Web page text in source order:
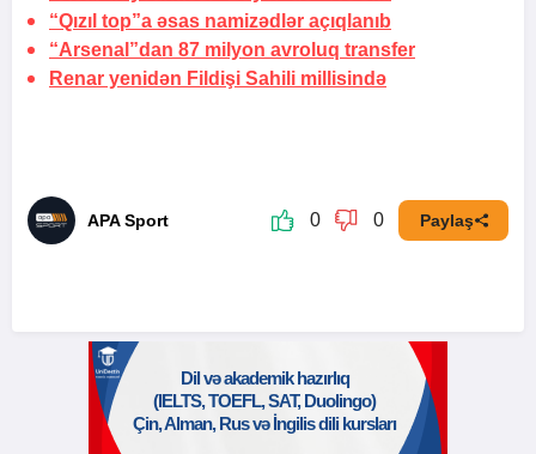
“Qızıl top”a əsas namizədlər açıqlanıb
“Arsenal”dan 87 milyon avroluq transfer
Renar yenidən Fildişi Sahili millisində
APA Sport 0 0 Paylaş